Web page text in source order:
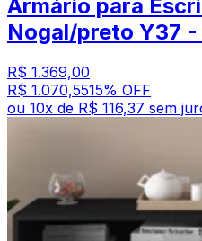
Armário para
Nogal/preto Y37
R$ 1.369,00
R$ 1.070,5515% OFF
ou 10x de R$ 116,37 sem